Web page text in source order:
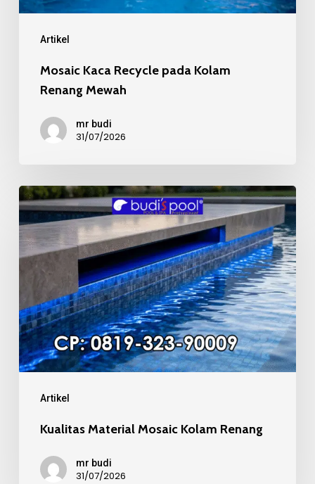
Artikel
Mosaic Kaca Recycle pada Kolam
Renang Mewah
mr budi
31/07/2026
Artikel
Kualitas
Material
Mosaic
Kolam
Renang
Kualitas Material Mosaic Kolam Renang
mr budi
31/07/2026